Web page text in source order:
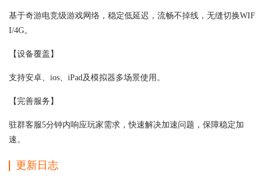
基于奇游电竞级游戏网络，稳定低延迟，流畅不掉线，无缝切换WIF
I/4G。
【设备覆盖】
支持安卓、ios、iPad及模拟器多场景使用。
【完善服务】
驻群客服5分钟内响应玩家需求，快速解决加速问题，保障稳定加
速。
更新日志